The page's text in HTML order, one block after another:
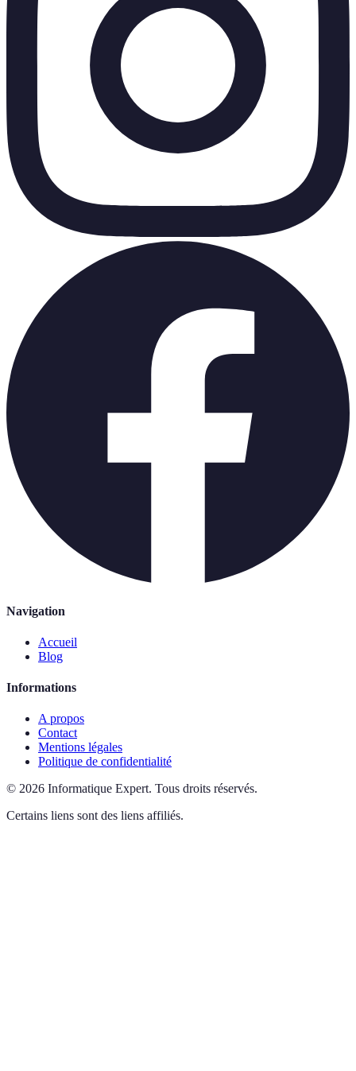
Navigation
Accueil
Blog
Informations
A propos
Contact
Mentions légales
Politique de confidentialité
© 2026 Informatique Expert. Tous droits réservés.
Certains liens sont des liens affiliés.